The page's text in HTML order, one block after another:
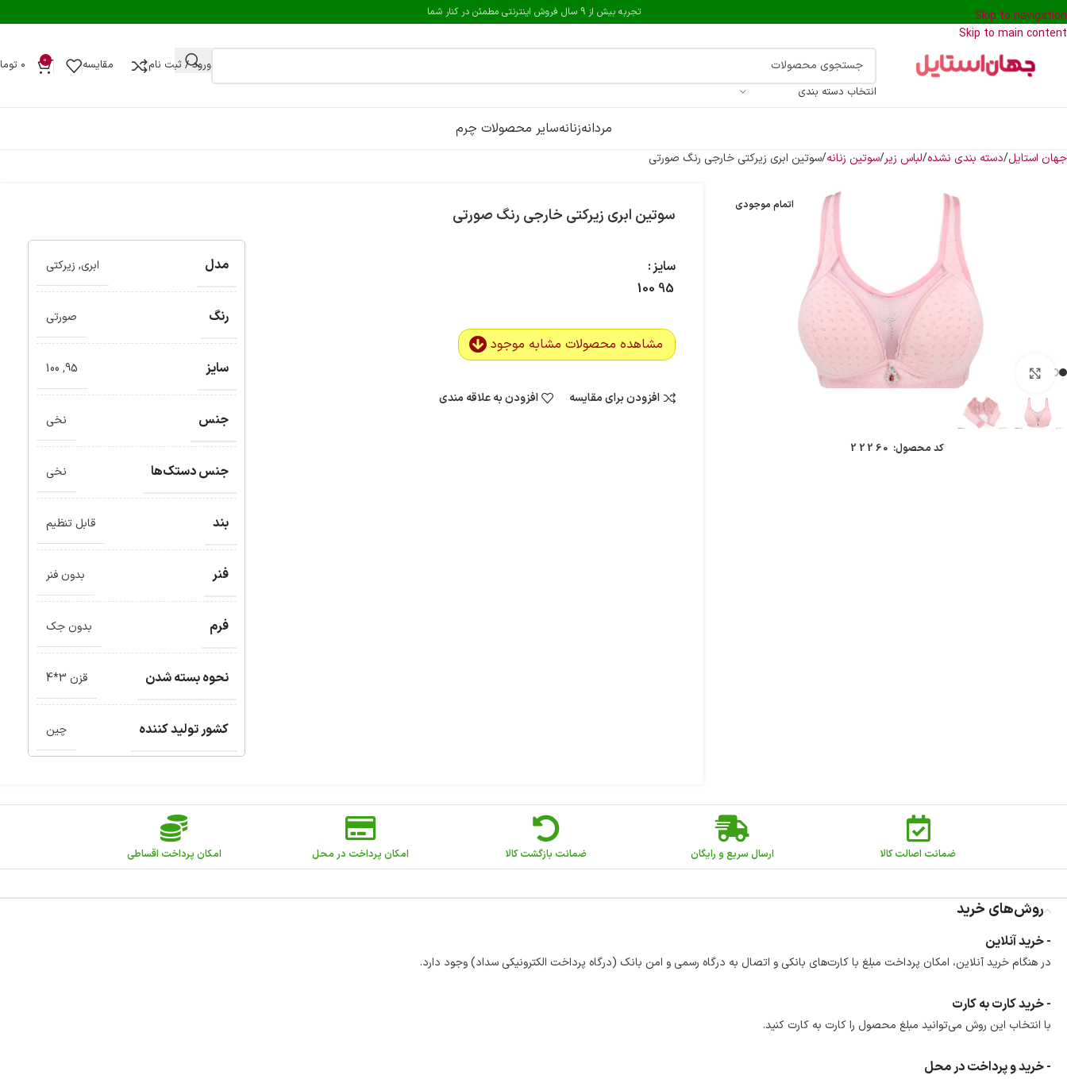
Skip to navigation
Skip to main content
تجربه بیش از 9 سال فروش اینترنتی مطمئن در کنار شما
انتخاب دسته بندی
ورود / ثبت نام مقایسه 0 ۰
مردانهزنانهسایر محصولات چرم
جهان استایل دسته بندی نشده لباس زیر سوتین زنانه سوتین ابری زیرکتی خارجی رنگ صورتی
اتمام موجودی
بزرگنمایی تصویر
کد محصول: 22260
سوتین ابری زیرکتی خارجی رنگ صورتی
مدل ابری, زیرکتی
رنگ صورتی
سایز 95
,
100
جنس نخی
جنس دستک‌ها نخی
بند قابل تنظیم
فنر بدون فنر
فرم بدون جک
نحوه بسته شدن قزن 3*4
کشور تولید کننده چین
سایز
95
100
مشاهده محصولات مشابه موجود
افزودن برای مقایسه افزودن به علاقه مندی
ضمانت اصالت کالا ارسال سریع و رایگان ضمانت بازگشت کالا امکان پرداخت در محل امکان پرداخت اقساطی
روش‌های خرید
- خرید آنلاین
در هنگام خرید آنلاین، امکان پرداخت مبلغ با کارت‌های بانکی و اتصال به درگاه رسمی و امن بانک (درگاه پرداخت الکترونیکی سداد) وجود دارد.
- خرید کارت به کارت
با انتخاب این روش می‌توانید مبلغ محصول را کارت به کارت کنید.
- خرید و پرداخت در محل